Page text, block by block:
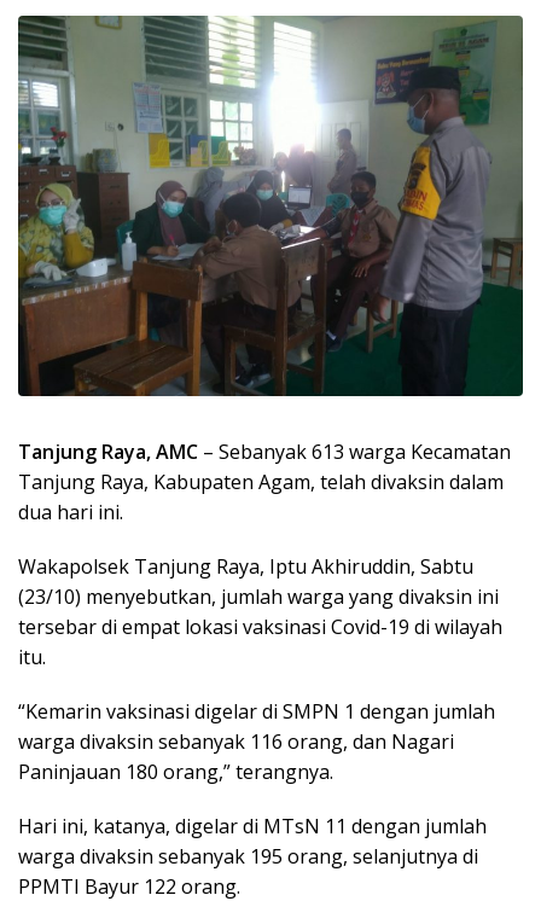
Tanjung Raya, AMC – Sebanyak 613 warga Kecamatan
Tanjung Raya, Kabupaten Agam, telah divaksin dalam
dua hari ini.
Wakapolsek Tanjung Raya, Iptu Akhiruddin, Sabtu
(23/10) menyebutkan, jumlah warga yang divaksin ini
tersebar di empat lokasi vaksinasi Covid-19 di wilayah
itu.
“Kemarin vaksinasi digelar di SMPN 1 dengan jumlah
warga divaksin sebanyak 116 orang, dan Nagari
Paninjauan 180 orang,” terangnya.
Hari ini, katanya, digelar di MTsN 11 dengan jumlah
warga divaksin sebanyak 195 orang, selanjutnya di
PPMTI Bayur 122 orang.